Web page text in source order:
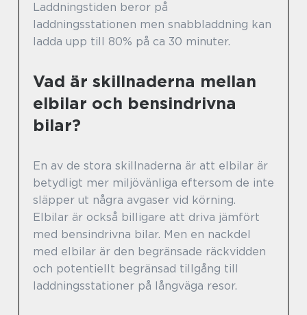
Laddningstiden beror på
laddningsstationen men snabbladdning kan
ladda upp till 80% på ca 30 minuter.
Vad är skillnaderna mellan
elbilar och bensindrivna
bilar?
En av de stora skillnaderna är att elbilar är
betydligt mer miljövänliga eftersom de inte
släpper ut några avgaser vid körning.
Elbilar är också billigare att driva jämfört
med bensindrivna bilar. Men en nackdel
med elbilar är den begränsade räckvidden
och potentiellt begränsad tillgång till
laddningsstationer på långväga resor.